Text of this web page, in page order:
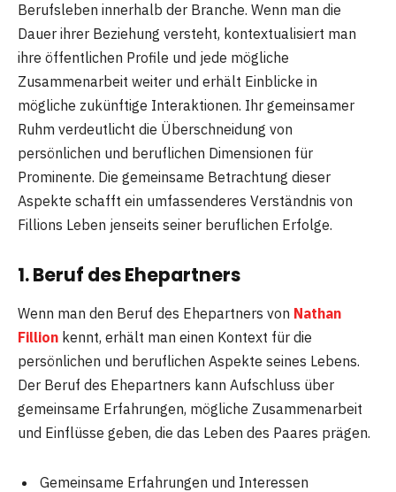
Berufsleben innerhalb der Branche. Wenn man die
Dauer ihrer Beziehung versteht, kontextualisiert man
ihre öffentlichen Profile und jede mögliche
Zusammenarbeit weiter und erhält Einblicke in
mögliche zukünftige Interaktionen. Ihr gemeinsamer
Ruhm verdeutlicht die Überschneidung von
persönlichen und beruflichen Dimensionen für
Prominente. Die gemeinsame Betrachtung dieser
Aspekte schafft ein umfassenderes Verständnis von
Fillions Leben jenseits seiner beruflichen Erfolge.
1. Beruf des Ehepartners
Wenn man den Beruf des Ehepartners von Nathan
Fillion kennt, erhält man einen Kontext für die
persönlichen und beruflichen Aspekte seines Lebens.
Der Beruf des Ehepartners kann Aufschluss über
gemeinsame Erfahrungen, mögliche Zusammenarbeit
und Einflüsse geben, die das Leben des Paares prägen.
Gemeinsame Erfahrungen und Interessen